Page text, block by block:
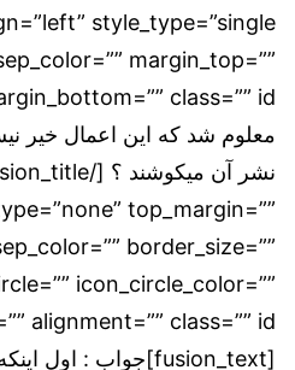
style_type=”single
margin_top=””
معلوم شد که این اعمال خیر
top_margin=””
border_size=””
icon_circle_color=””
[fusion_text]جواب : اول اینکه